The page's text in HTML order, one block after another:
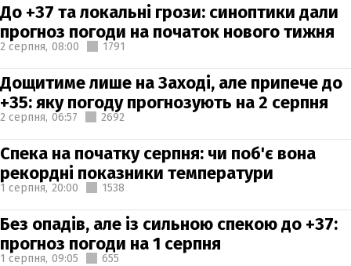
До +37 та локальні грози: синоптики дали
прогноз погоди на початок нового тижня
2 серпня, 08:00 1791
Дощитиме лише на Заході, але припече до
+35: яку погоду прогнозують на 2 серпня
2 серпня, 06:57 2692
Спека на початку серпня: чи поб'є вона
рекордні показники температури
1 серпня, 20:00 1538
Без опадів, але із сильною спекою до +37:
прогноз погоди на 1 серпня
1 серпня, 09:05 655